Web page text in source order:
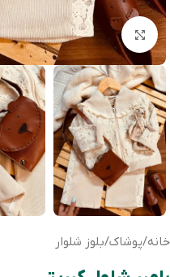
بزرگنمایی تصویر
خانه/پوشاک/بلوز شلوار